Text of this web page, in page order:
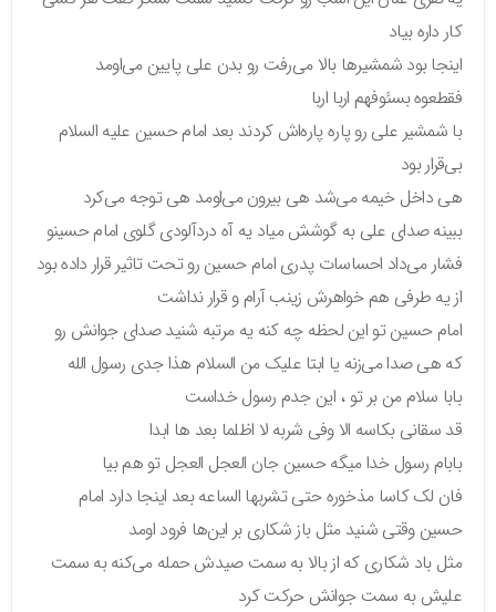
کار داره بیاد
اینجا بود شمشیرها بالا می‌رفت رو بدن علی پایین می‌اومد
فقطعوه بسئوفهم اربا اربا
با شمشیر علی رو پاره پاره‌اش کردند بعد امام حسین علیه السلام
بی‌قرار بود
هی داخل خیمه می‌شد هی بیرون می‌اومد هی توجه می‌کرد
ببینه صدای علی به گوشش میاد یه آه دردآلودی گلوی امام حسینو
فشار می‌داد احساسات پدری امام حسین رو تحت تاثیر قرار داده بود
از یه طرفی هم خواهرش زینب آرام و قرار نداشت
امام حسین تو این لحظه چه کنه یه مرتبه شنید صدای جوانش رو
که هی صدا می‌زنه یا ابتا علیک من السلام هذا جدی رسول الله
بابا سلام من بر تو ، این جدم رسول خداست
قد سقانی بکاسه الا وفی شربه لا اظلما بعد ها ابدا
بابام رسول خدا میگه حسین جان العجل العجل تو هم بیا
فان لک کاسا مذخوره حتی تشربها الساعه بعد اینجا دارد امام
حسین وقتی شنید مثل باز شکاری بر این‌ها فرود اومد
مثل باد شکاری که از بالا به سمت صیدش حمله می‌کنه به سمت
علیش به سمت جوانش حرکت کرد